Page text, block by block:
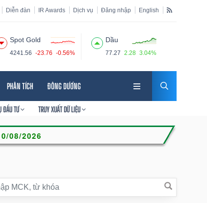
Diễn đàn IR Awards Dịch vụ Đăng nhập English
Spot Gold
4241.56 -23.76 -0.56%
Dầu
77.27 2.28 3.04%
PHÂN TÍCH ĐÔNG DƯƠNG
ĐẦU TƯ TRUY XUẤT DỮ LIỆU